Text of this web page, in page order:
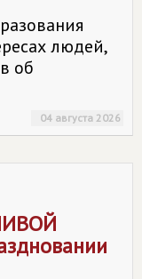
людей,
об
04 августа 2026